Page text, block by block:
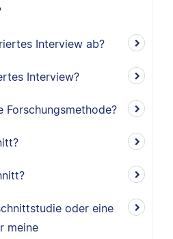
Interview ab?
Interview?
Forschungsmethode?
oder eine
meine